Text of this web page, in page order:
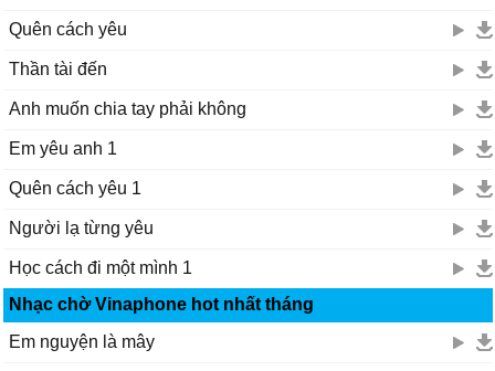
Quên cách yêu
Thần tài đến
Anh muốn chia tay phải không
Em yêu anh 1
Quên cách yêu 1
Người lạ từng yêu
Học cách đi một mình 1
Nhạc chờ Vinaphone hot nhất tháng
Em nguyện là mây